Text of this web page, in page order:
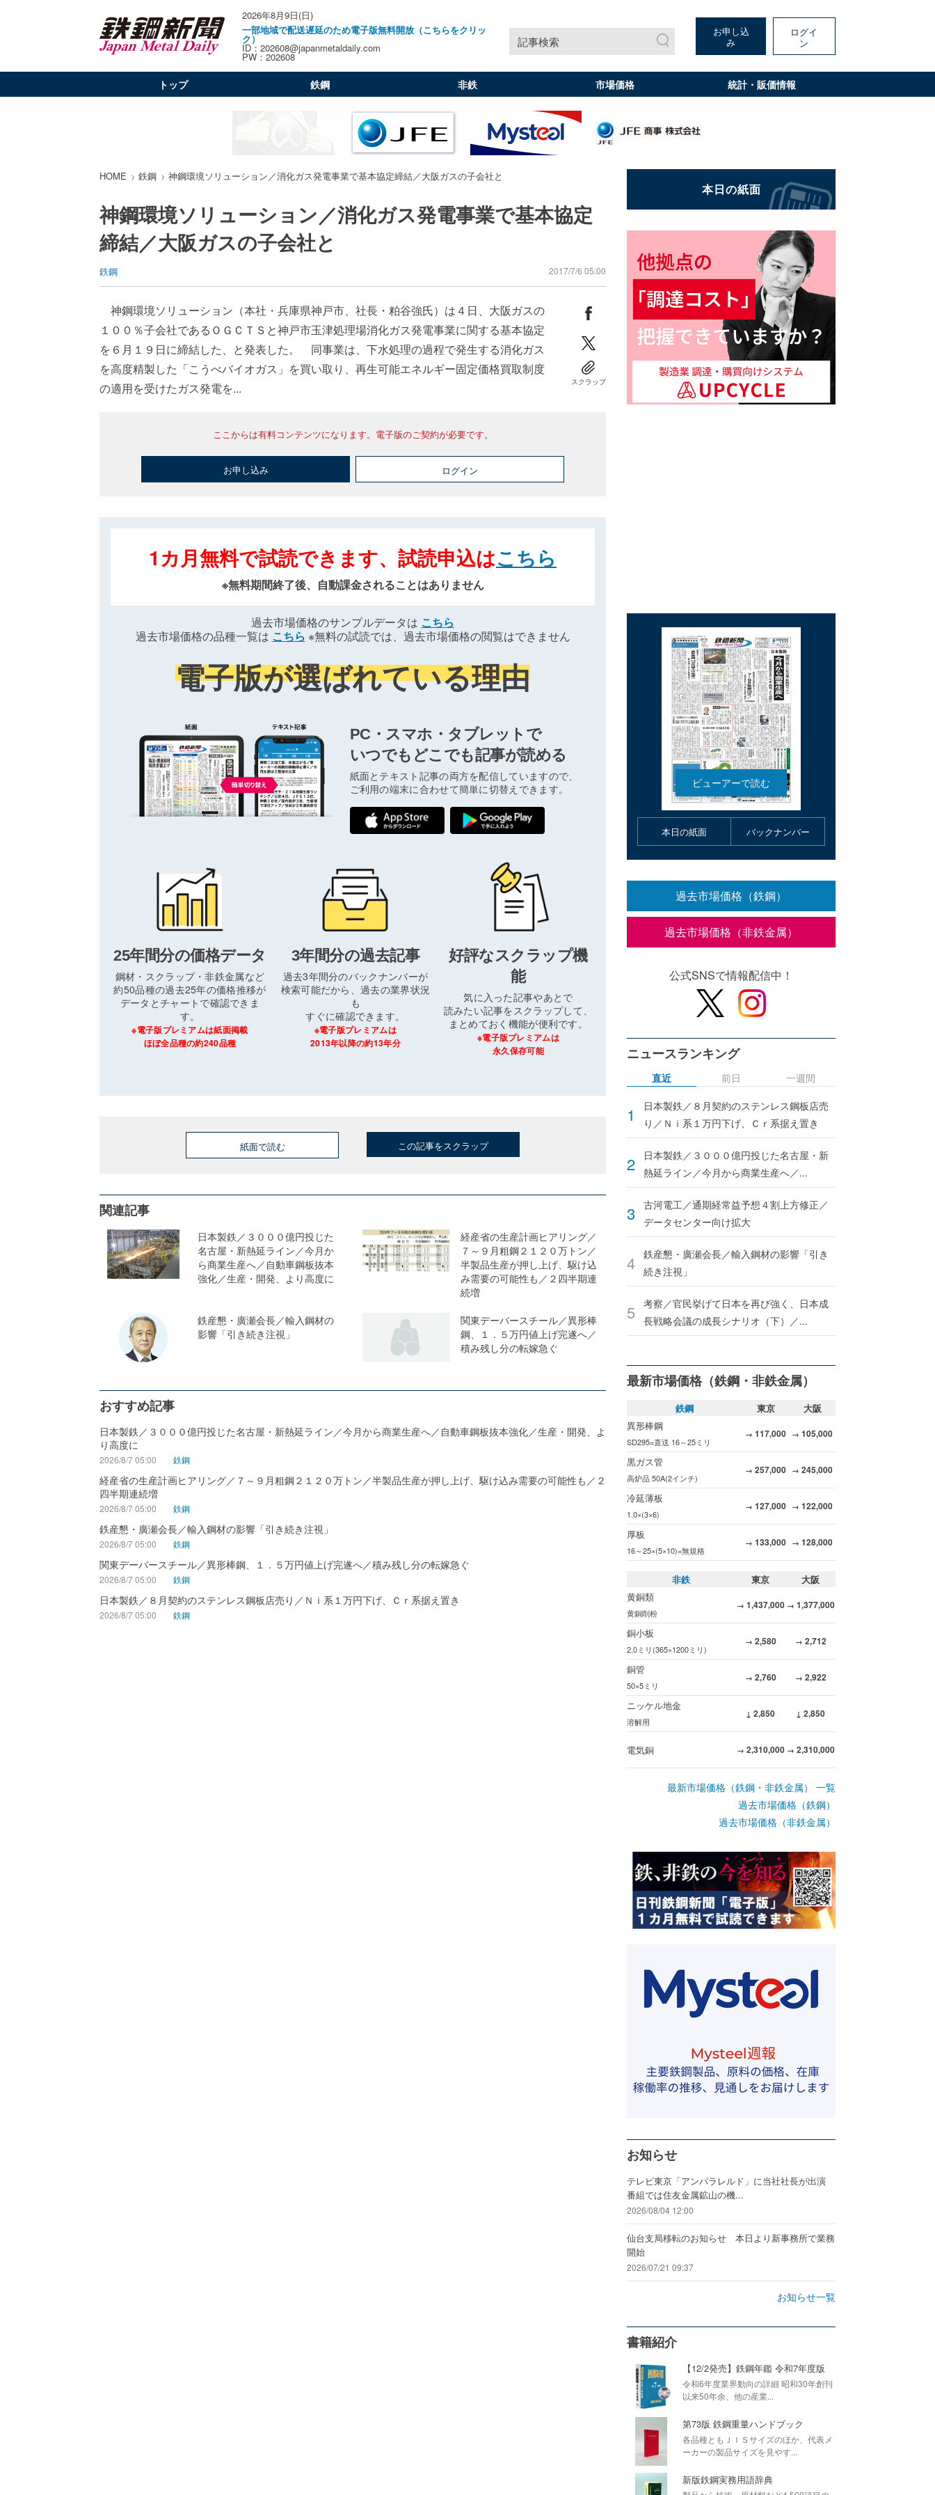
2026年8月9日(日)
一部地域で配送遅延のため電子版無料開放（こちらをクリッ
ク）
ID：202608@japanmetaldaily.com
PW：202608
記事検索
お申し込
み
ログイ
ン
トップ 鉄鋼 非鉄 市場価格 統計・販価情報
HOME 鉄鋼 神鋼環境ソリューション／消化ガス発電事業で基本協定締結／大阪ガスの子会社と
神鋼環境ソリューション／消化ガス発電事業で基本協定
締結／大阪ガスの子会社と
鉄鋼 2017/7/6 05:00
神鋼環境ソリューション（本社・兵庫県神戸市、社長・粕谷強氏）は４日、大阪ガスの
１００％子会社であるＯＧＣＴＳと神戸市玉津処理場消化ガス発電事業に関する基本協定
を６月１９日に締結した、と発表した。 同事業は、下水処理の過程で発生する消化ガス
を高度精製した「こうべバイオガス」を買い取り、再生可能エネルギー固定価格買取制度
の適用を受けたガス発電を...
スクラップ
ここからは有料コンテンツになります。電子版のご契約が必要です。
お申し込み ログイン
1カ月無料で試読できます、試読申込はこちら
※無料期間終了後、自動課金されることはありません
過去市場価格のサンプルデータは こちら
過去市場価格の品種一覧は こちら ※無料の試読では、過去市場価格の閲覧はできません
電子版が選ばれている理由
PC・スマホ・タブレットで
いつでもどこでも記事が読める
紙面とテキスト記事の両方を配信していますので、
ご利用の端末に合わせて簡単に切替えできます。
25年間分の価格データ
鋼材・スクラップ・非鉄金属など
約50品種の過去25年の価格推移が
データとチャートで確認できま
す。
※電子版プレミアムは紙面掲載
ほぼ全品種の約240品種
3年間分の過去記事
過去3年間分のバックナンバーが
検索可能だから、過去の業界状況
も
すぐに確認できます。
※電子版プレミアムは
2013年以降の約13年分
好評なスクラップ機
能
気に入った記事やあとで
読みたい記事をスクラップして、
まとめておく機能が便利です。
※電子版プレミアムは
永久保存可能
紙面で読む この記事をスクラップ
関連記事
日本製鉄／３０００億円投じた
名古屋・新熱延ライン／今月か
ら商業生産へ／自動車鋼板抜本
強化／生産・開発、より高度に
経産省の生産計画ヒアリング／
７～９月粗鋼２１２０万トン／
半製品生産が押し上げ、駆け込
み需要の可能性も／２四半期連
続増
鉄産懇・廣瀬会長／輸入鋼材の
影響「引き続き注視」
関東デーバースチール／異形棒
鋼、１．５万円値上げ完遂へ／
積み残し分の転嫁急ぐ
おすすめ記事
日本製鉄／３０００億円投じた名古屋・新熱延ライン／今月から商業生産へ／自動車鋼板抜本強化／生産・開発、よ
り高度に
2026/8/7 05:00 鉄鋼
経産省の生産計画ヒアリング／７～９月粗鋼２１２０万トン／半製品生産が押し上げ、駆け込み需要の可能性も／２
四半期連続増
2026/8/7 05:00 鉄鋼
鉄産懇・廣瀬会長／輸入鋼材の影響「引き続き注視」
2026/8/7 05:00 鉄鋼
関東デーバースチール／異形棒鋼、１．５万円値上げ完遂へ／積み残し分の転嫁急ぐ
2026/8/7 05:00 鉄鋼
日本製鉄／８月契約のステンレス鋼板店売り／Ｎｉ系１万円下げ、Ｃｒ系据え置き
2026/8/7 05:00 鉄鋼
本日の紙面 バックナンバー
過去市場価格（鉄鋼）
過去市場価格（非鉄金属）
公式SNSで情報配信中！
ニュースランキング
直近
日本製鉄／８月契約のステンレス鋼板店売
り／Ｎｉ系１万円下げ、Ｃｒ系据え置き
日本製鉄／３０００億円投じた名古屋・新
熱延ライン／今月から商業生産へ／...
古河電工／通期経常益予想４割上方修正／
データセンター向け拡大
鉄産懇・廣瀬会長／輸入鋼材の影響「引き
続き注視」
考察／官民挙げて日本を再び強く、日本成
長戦略会議の成長シナリオ（下）／...
前日 一週間
最新市場価格（鉄鋼・非鉄金属）
鉄鋼 東京
大阪
異形棒鋼
SD295=直送 16～25ミリ
→ 117,000 → 105,000
黒ガス管
高炉品 50A(2インチ)
→ 257,000 → 245,000
冷延薄板
1.0×(3×6)
→ 127,000 → 122,000
厚板
16～25×(5×10)=無規格
→ 133,000 → 128,000
非鉄 東京
大阪
黄銅類
黄銅削粉
→ 1,437,000 → 1,377,000
銅小板
2.0ミリ(365×1200ミリ)
→ 2,580 → 2,712
銅管
50×5ミリ
→ 2,760 → 2,922
ニッケル地金
溶解用
↓ 2,850 ↓ 2,850
電気銅 → 2,310,000 → 2,310,000
最新市場価格（鉄鋼・非鉄金属） 一覧
過去市場価格（鉄鋼）
過去市場価格（非鉄金属）
お知らせ
テレビ東京「アンパラレルド」に当社社長が出演
番組では住友金属鉱山の機...
2026/08/04 12:00
仙台支局移転のお知らせ 本日より新事務所で業務
開始
2026/07/21 09:37
お知らせ一覧
書籍紹介
【12/2発売】鉄鋼年鑑 令和7年度版
令和6年度業界動向の詳細 昭和30年創刊
以来50年余、他の産業...
第73版 鉄鋼重量ハンドブック
各品種ともＪＩＳサイズのほか、代表メ
ーカーの製品サイズを見やす...
新版鉄鋼実務用語辞典